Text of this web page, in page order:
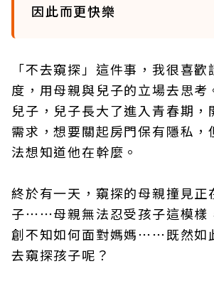
因此而更快樂
「不去窺探」這件事，我很喜歡
度，用母親與兒子的立場去思考
兒子，兒子長大了進入青春期，
需求，想要關起房門保有隱私，
法想知道他在幹麼。
終於有一天，窺探的母親撞見正
子⋯⋯母親無法忍受孩子這模樣
創不知如何面對媽媽⋯⋯既然如
去窺探孩子呢？